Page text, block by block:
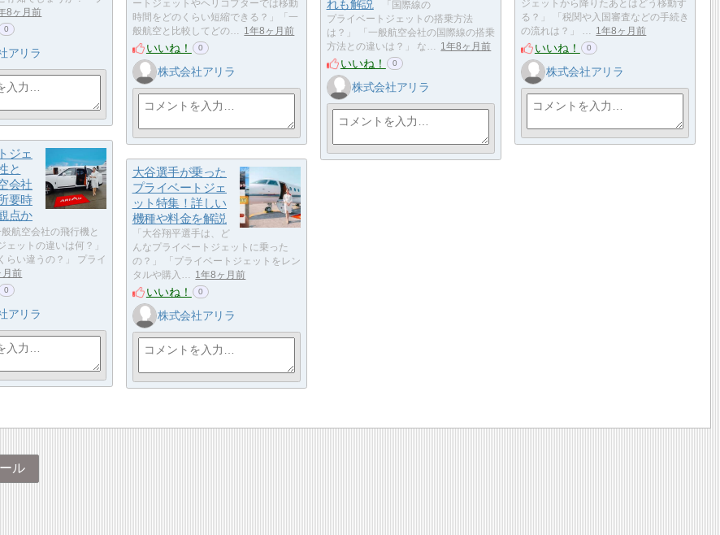
8ヶ月前
0
アリラ
ートジェットやヘリコプターでは移動
時間をどのくらい短縮できる？」「一
般航空と比較してどの… 1年8ヶ月前
いいね！ 0
株式会社アリラ
ジェットから降りたあとはどう移動す
る？」 「税関や入国審査などの手続き
の流れは？」 … 1年8ヶ月前
いいね！ 0
株式会社アリラ
れも解説
「国際線の
プライベートジェットの搭乗方法
は？」 「一般航空会社の国際線の搭乗
方法との違いは？」 な… 1年8ヶ月前
いいね！ 0
株式会社アリラ
ジェ
と
会社
要時
点か
般航空会社の飛行機と
ェットの違いは何？」
らい違うの？」 プライ
月前
0
アリラ
大谷選手が乗った
プライベートジェ
ット特集！詳しい
機種や料金を解説
「大谷翔平選手は、ど
んなプライベートジェットに乗った
の？」 「プライベートジェットをレン
タルや購入… 1年8ヶ月前
いいね！ 0
株式会社アリラ
ル